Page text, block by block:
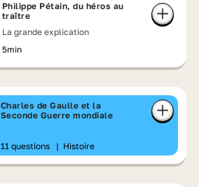
Philippe Pétain, du héros au
traître
La grande explication
5min
Charles de Gaulle et la
Seconde Guerre mondiale
11 questions | Histoire